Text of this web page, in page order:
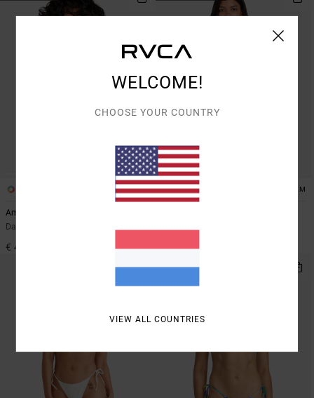
Amalfi Halter Tri
Dames Geel Triangel bikinitop
€ 45,00
1 ARTIST NETWORK PROGRAM
€ 50,00
WELCOME!
CHOOSE YOUR COUNTRY
VIEW ALL COUNTRIES